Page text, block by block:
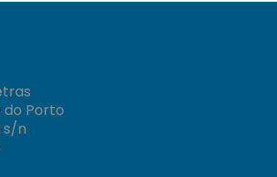
do Porto
s/n